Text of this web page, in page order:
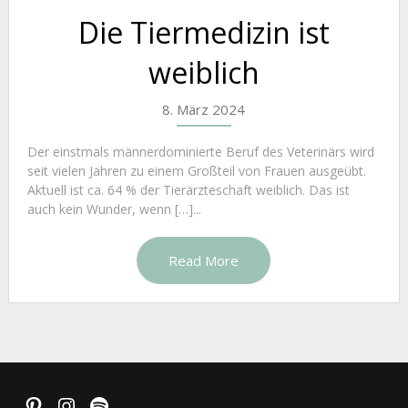
Die Tiermedizin ist
weiblich
8. März 2024
Der einstmals männerdominierte Beruf des Veterinärs wird
seit vielen Jahren zu einem Großteil von Frauen ausgeübt.
Aktuell ist ca. 64 % der Tierärzteschaft weiblich. Das ist
auch kein Wunder, wenn […]...
Read More